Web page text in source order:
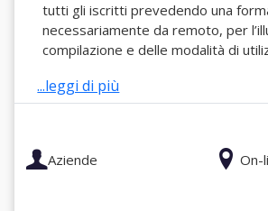
tutti gli iscritti prevedendo una
necessariamente da remoto, per
compilazione e delle modalità di
...leggi di più
Aziende On-